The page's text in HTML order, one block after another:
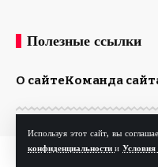
Используя этот сайт, вы
конфиденциальности и Условия
Полезные ссылки
О сайтеКоманда
© Kp.md.